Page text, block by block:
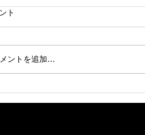
IMUGE.FES 芋グルメマル
ト
ントを追加…